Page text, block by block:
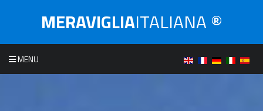
MERAVIGLIAITALIANA ®
MENU